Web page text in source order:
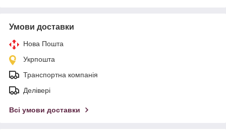
Умови доставки
Нова Пошта
Укрпошта
Транспортна компанія
Делівері
Всі умови доставки